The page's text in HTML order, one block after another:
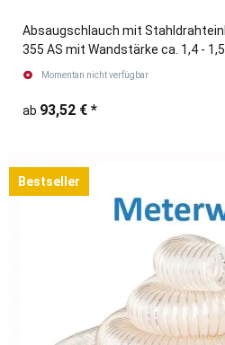
Absaugschlauch mit
355 AS mit Wandstärke ca. 1,4 -
Momentan nicht verfügbar
ab 93,52 € *
Bestseller